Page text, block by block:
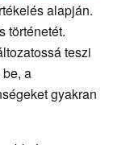
alapján.
történetét.
teszi
a
gyakran